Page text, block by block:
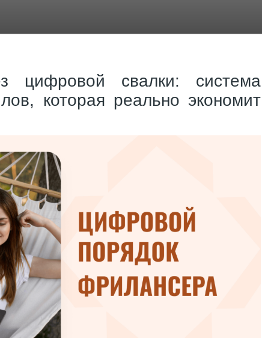
цифровой свалки: система
которая реально экономит